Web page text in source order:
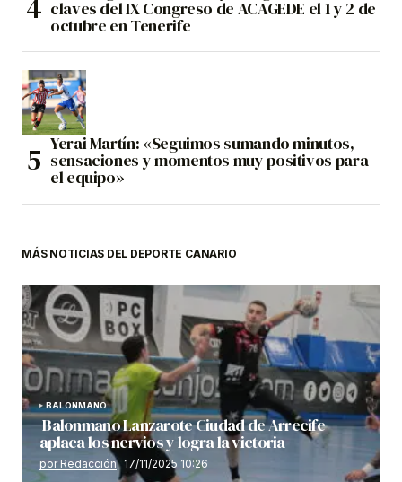
claves del IX Congreso de ACAGEDE el 1 y 2 de
octubre en Tenerife
Yerai Martín: «Seguimos sumando minutos,
sensaciones y momentos muy positivos para
el equipo»
MÁS NOTICIAS DEL DEPORTE CANARIO
BALONMANO
Balonmano Lanzarote Ciudad de Arrecife
aplaca los nervios y logra la victoria
por Redacción 17/11/2025 10:26